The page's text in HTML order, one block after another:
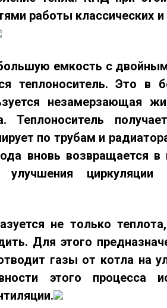
работы классических
емкость с
теплоноситель. Это в
незамерзающая
по трубам и
вновь возвращается в
циркуляции
не только
Для этого
газы от котла на
этого процесса